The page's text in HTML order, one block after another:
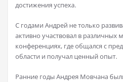
достижения успеха.
С годами Андрей не только
активно участвовал в различных
конференциях, где общался с
области и получал ценный опыт.
Ранние годы Андрея Мовчана